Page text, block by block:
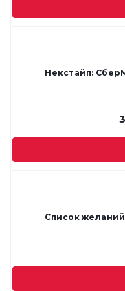
Некстайп:
Список